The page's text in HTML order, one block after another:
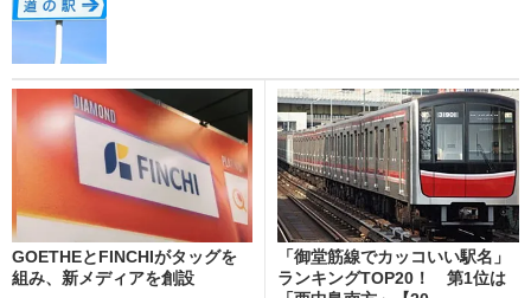
GOETHEとFINCHIがタッグを
組み、新メディアを創設
「御堂筋線でカッコいい駅名」
ランキングTOP20！ 第1位は